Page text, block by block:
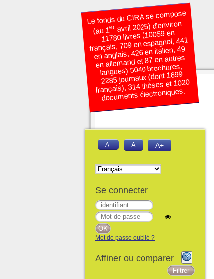
Le fonds du CIRA se compose
(au 1eravril 2025) d’environ
11780 livres (10059 en
français, 709 en espagnol, 441
en anglais, 426 en italien, 49
en allemand et 87 en autres
langues) 5040 brochures,
2285 journaux (dont 1699
français), 314 thèses et 1020
documents électroniques.
A- A A+
Se connecter
Mot de passe oublié ?
Affiner ou comparer